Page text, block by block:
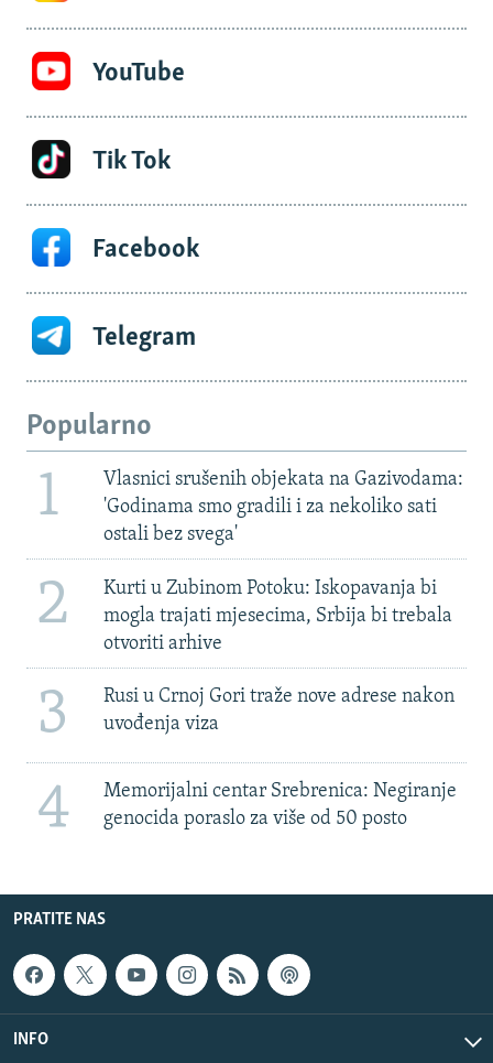
YouTube
Tik Tok
Facebook
Telegram
Popularno
1
Vlasnici srušenih objekata na Gazivodama:
'Godinama smo gradili i za nekoliko sati
ostali bez svega'
2
Kurti u Zubinom Potoku: Iskopavanja bi
mogla trajati mjesecima, Srbija bi trebala
otvoriti arhive
3
Rusi u Crnoj Gori traže nove adrese nakon
uvođenja viza
4
Memorijalni centar Srebrenica: Negiranje
genocida poraslo za više od 50 posto
PRATITE NAS
INFO